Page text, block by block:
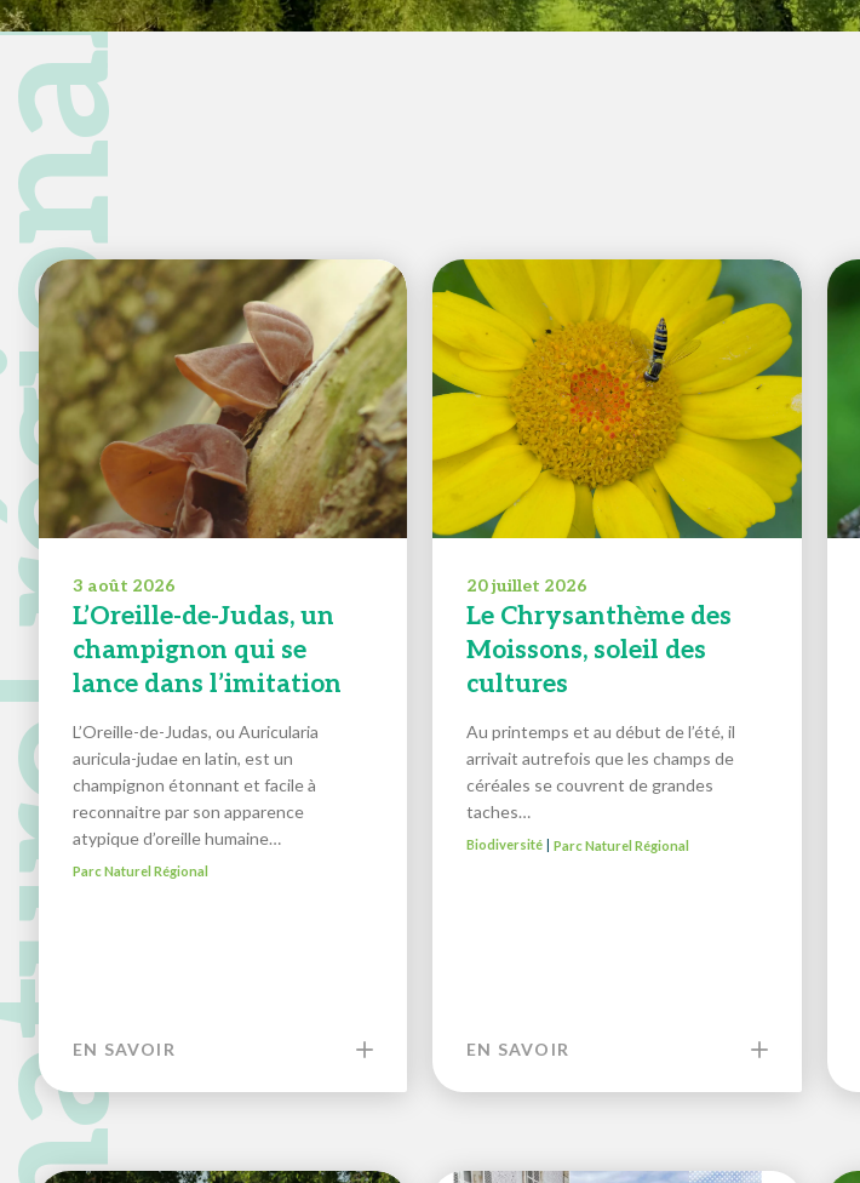
3 août 2026
L’Oreille-de-Judas, un
champignon qui se
lance dans l’imitation
L’Oreille-de-Judas, ou Auricularia
auricula-judae en latin, est un
champignon étonnant et facile à
reconnaitre par son apparence
atypique d’oreille humaine…
Parc Naturel Régional
EN SAVOIR
20 juillet 2026
Le Chrysanthème des
Moissons, soleil des
cultures
Au printemps et au début de l’été, il
arrivait autrefois que les champs de
céréales se couvrent de grandes
taches…
Biodiversité |Parc Naturel Régional
EN SAVOIR